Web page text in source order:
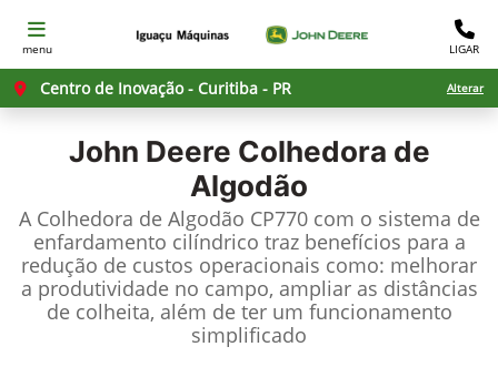
menu LIGAR
Centro de Inovação - Curitiba - PR Alterar
John Deere Colhedora de
Algodão
A Colhedora de Algodão CP770 com o sistema de
enfardamento cilíndrico traz benefícios para a
redução de custos operacionais como: melhorar
a produtividade no campo, ampliar as distâncias
de colheita, além de ter um funcionamento
simplificado